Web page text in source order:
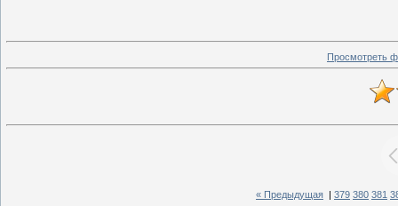
Просмотреть
« Предыдущая 379 380 381